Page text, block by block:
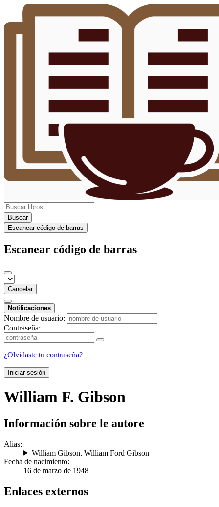
Buscar
Escanear código de barras
Escanear código de barras
Cancelar
Notificaciones
Nombre de usuario:
Contraseña:
¿Olvidaste tu contraseña?
Iniciar sesión
William F. Gibson
Información sobre le autore
Alias:
William Gibson, William Ford Gibson
Fecha de nacimiento:
16 de marzo de 1948
Enlaces externos